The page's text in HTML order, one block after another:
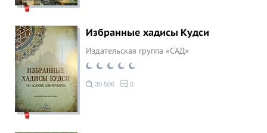
Избранные хадисы Кудси
Издательская группа «САД»
30 506 0